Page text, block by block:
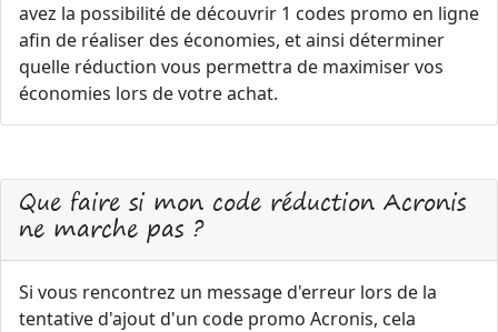
avez la possibilité de découvrir 1 codes promo en ligne
afin de réaliser des économies, et ainsi déterminer
quelle réduction vous permettra de maximiser vos
économies lors de votre achat.
Que faire si mon code réduction Acronis
ne marche pas ?
Si vous rencontrez un message d'erreur lors de la
tentative d'ajout d'un code promo Acronis, cela